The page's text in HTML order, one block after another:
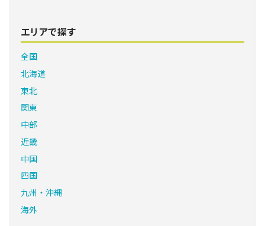
エリアで探す
全国
北海道
東北
関東
中部
近畿
中国
四国
九州・沖縄
海外